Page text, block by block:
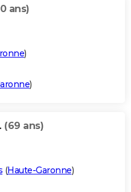
ans)
)
)
(69 ans)
(Haute-Garonne)